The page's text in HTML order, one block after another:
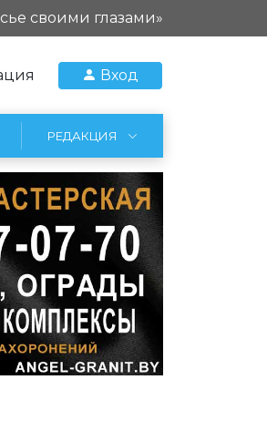
своими глазами»
Вход
РЕДАКЦИЯ